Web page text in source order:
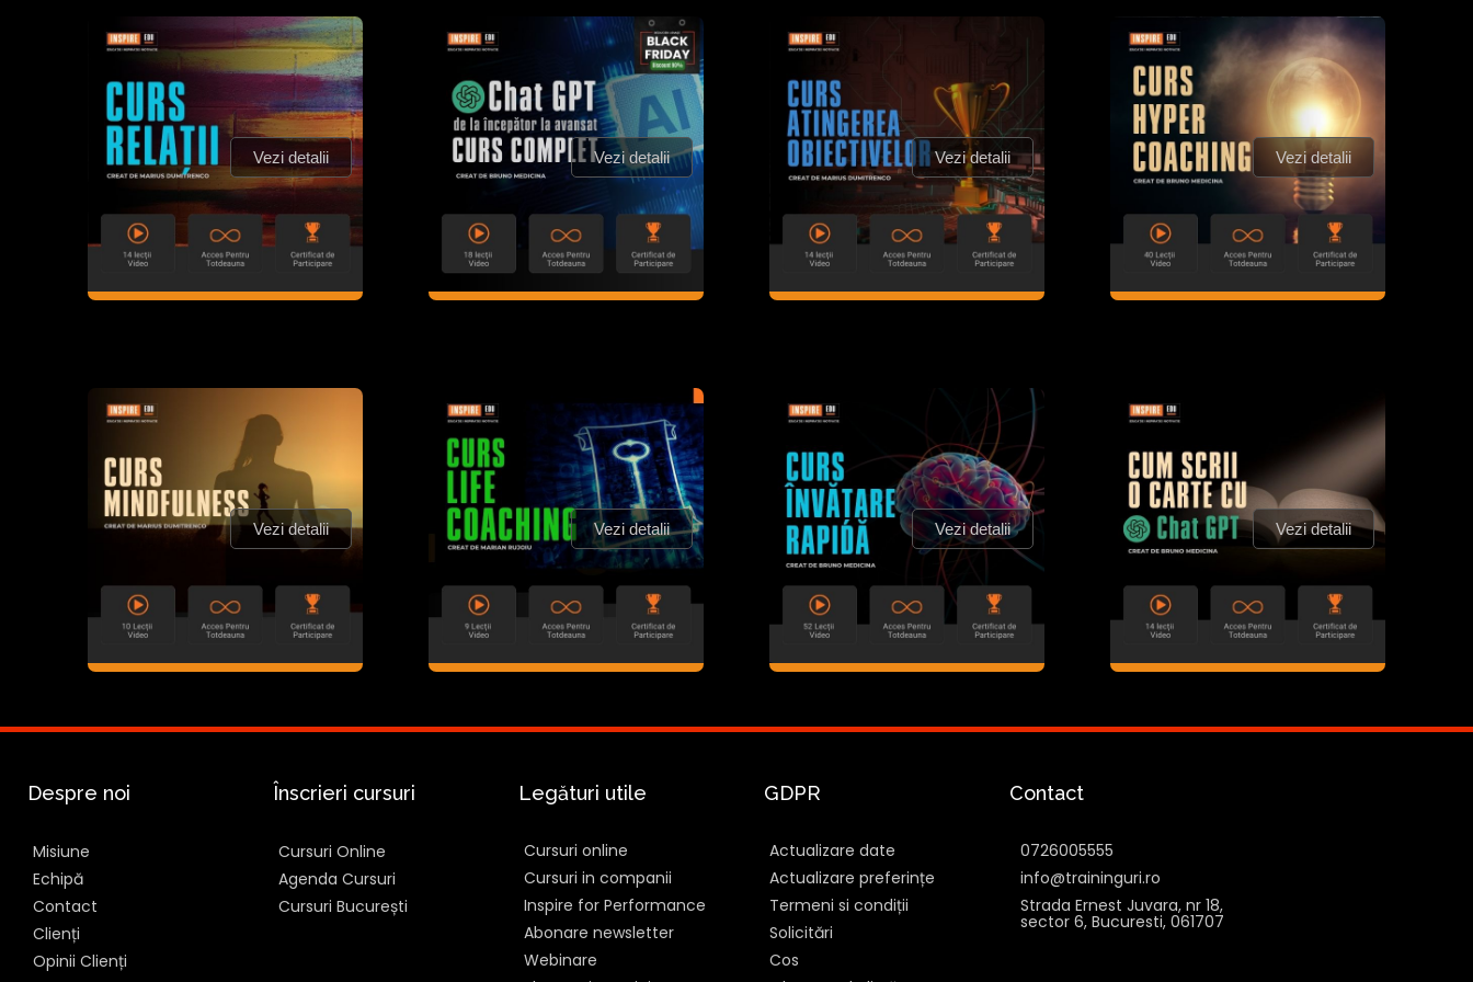
Vezi detalii Vezi detalii Vezi detalii Vezi detalii
Vezi detalii Vezi detalii Vezi detalii Vezi detalii
Despre noi
Misiune
Echipă
Contact
Clienți
Opinii Clienți
Înscrieri cursuri
Cursuri Online
Agenda Cursuri
Cursuri București
Legături utile
Cursuri online
Cursuri in companii
Inspire for Performance
Abonare newsletter
Webinare
GDPR
Actualizare date
Actualizare preferințe
Termeni si condiții
Solicitări
Cos
Contact
0726005555
info@traininguri.ro
Strada Ernest Juvara, nr 18,
sector 6, Bucuresti, 061707